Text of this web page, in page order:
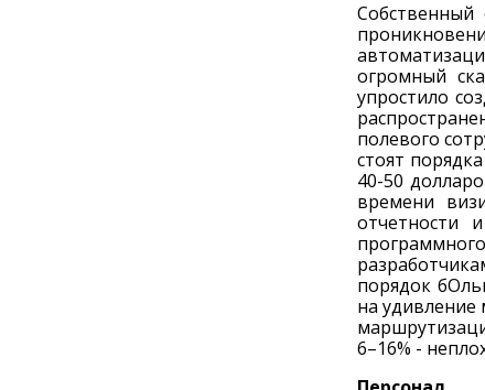
огромный
упростило
полевого
стоят
40-50
времени
отчетности
порядок
на
6–16% -